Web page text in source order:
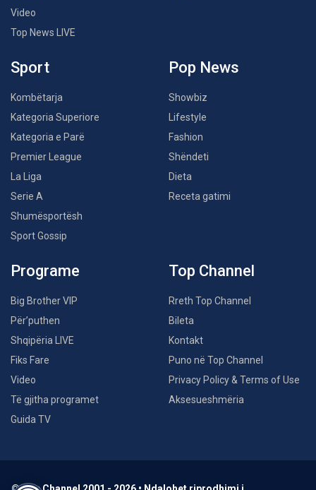
Video
Top News LIVE
Sport
Kombëtarja
Kategoria Superiore
Kategoria e Parë
Premier League
La Liga
Serie A
Shumësportësh
Sport Gossip
Pop News
Showbiz
Lifestyle
Fashion
Shëndeti
Dieta
Receta gatimi
Programe
Big Brother VIP
Për’puthen
Shqipëria LIVE
Fiks Fare
Video
Të gjitha programet
Guida TV
Top Channel
Rreth Top Channel
Bileta
Kontakt
Puno në Top Channel
Privacy Policy & Terms of Use
Aksesueshmëria